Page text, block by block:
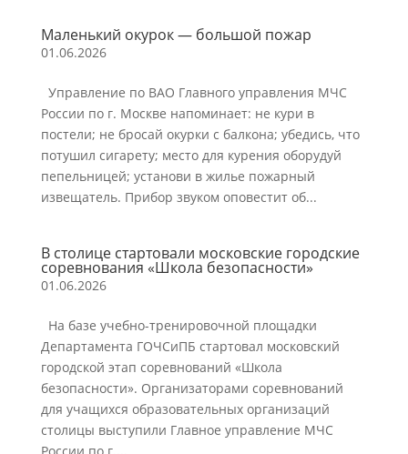
Маленький окурок — большой пожар
01.06.2026
Управление по ВАО Главного управления МЧС
России по г. Москве напоминает: не кури в
постели; не бросай окурки с балкона; убедись, что
потушил сигарету; место для курения оборудуй
пепельницей; установи в жилье пожарный
извещатель. Прибор звуком оповестит об...
В столице стартовали московские городские
соревнования «Школа безопасности»
01.06.2026
На базе учебно-тренировочной площадки
Департамента ГОЧСиПБ стартовал московский
городской этап соревнований «Школа
безопасности». Организаторами соревнований
для учащихся образовательных организаций
столицы выступили Главное управление МЧС